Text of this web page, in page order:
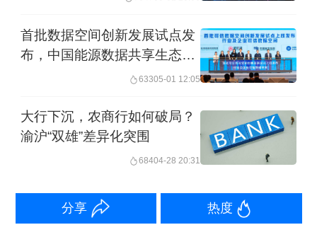
户数据做信用评分时有一些主要的优
势，一是能够收集并处理关于客户的非
财务性数据，从而提高风险评估以及信
贷供给和定价的效率，特别是能服务一
些因为财务制度不健全，不能提供抵押
品的小微企业。二是信用评分模型运行
较快，能提高信贷缺失的效率和客户体
验。像一些网上银行的在线贷款是纯信
首批数据空间创新发展试点发
布，中国能源数据共享生态加
63305-01 12:05
大行下沉，农商行如何破局？
渝沪“双雄”差异化突围
68404-28 20:31
分享 热度